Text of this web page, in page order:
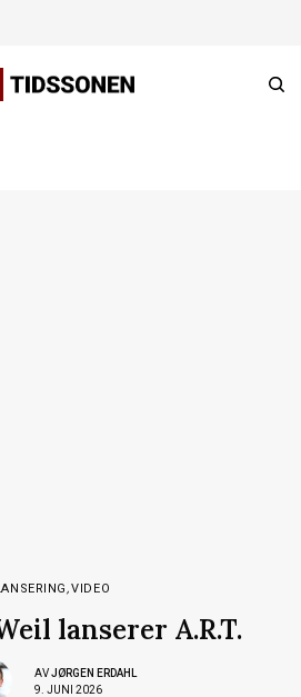
,VIDEO
lanserer A.R.T.
AVJØRGEN ERDAHL
9. JUNI 2026